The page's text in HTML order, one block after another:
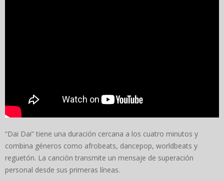
“Dai Dai” tiene una duración cercana a los cuatro minutos y
combina géneros como afrobeats, dancepop, worldbeats y
reguetón. La canción transmite un mensaje de superación
personal desde sus primeras líneas.